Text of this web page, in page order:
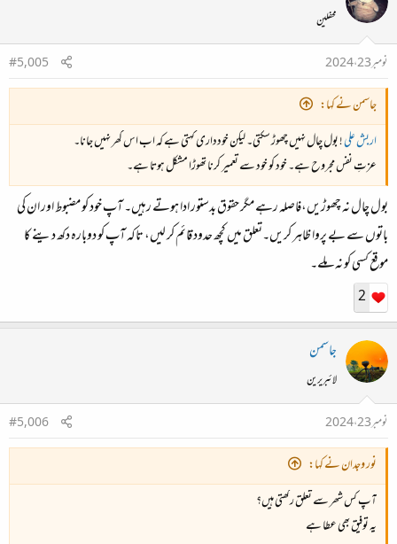
محفلین
نومبر 23، 2024
#5,005
جاسمن نے کہا:
اربش علی! بول چال نہیں چھوڑ سکتی۔ لیکن خودداری کہتی ہے کہ اب اس گھر نہیں جانا۔
عزتِ نفس مجروح ہے۔ خود کو خود سے تعمیر کرنا تھوڑا مشکل ہوتا ہے۔
بول چال نہ چھوڑیں،فاصلہ رہے مگر حقوق بدستور ادا ہوتے رہیں۔ آپ خود کو مضبوط اور ان کی
باتوں سے بے پروا ظاہر کریں۔تعلق میں کچھ حدود قائم کر لیں، تاکہ آپ کو دوبارہ دکھ دینے کا
موقع کسی کو نہ ملے۔
2
جاسمن
لائبریرین
نومبر 23، 2024
#5,006
نور وجدان نے کہا:
آپ کس شھر سے تعلق رکھتی ہیں؟
یہ توفیق بھی عطا ہے